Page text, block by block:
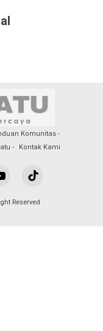
Komunitas
Kontak Kami
Reserved